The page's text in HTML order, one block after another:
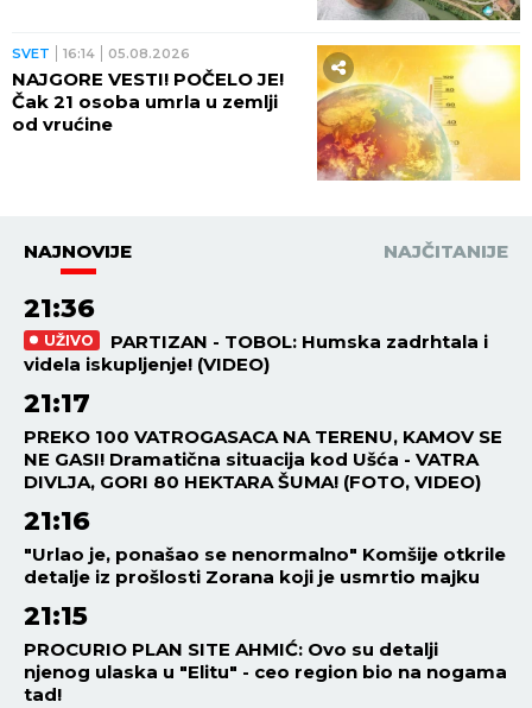
SVET 16:14 05.08.2026
NAJGORE VESTI! POČELO JE!
Čak 21 osoba umrla u zemlji
od vrućine
NAJNOVIJE NAJČITANIJE
21:36
UŽIVO
PARTIZAN - TOBOL: Humska zadrhtala i
videla iskupljenje! (VIDEO)
21:17
PREKO 100 VATROGASACA NA TERENU, KAMOV SE
NE GASI! Dramatična situacija kod Ušća - VATRA
DIVLJA, GORI 80 HEKTARA ŠUMA! (FOTO, VIDEO)
21:16
"Urlao je, ponašao se nenormalno" Komšije otkrile
detalje iz prošlosti Zorana koji je usmrtio majku
21:15
PROCURIO PLAN SITE AHMIĆ: Ovo su detalji
njenog ulaska u "Elitu" - ceo region bio na nogama
tad!